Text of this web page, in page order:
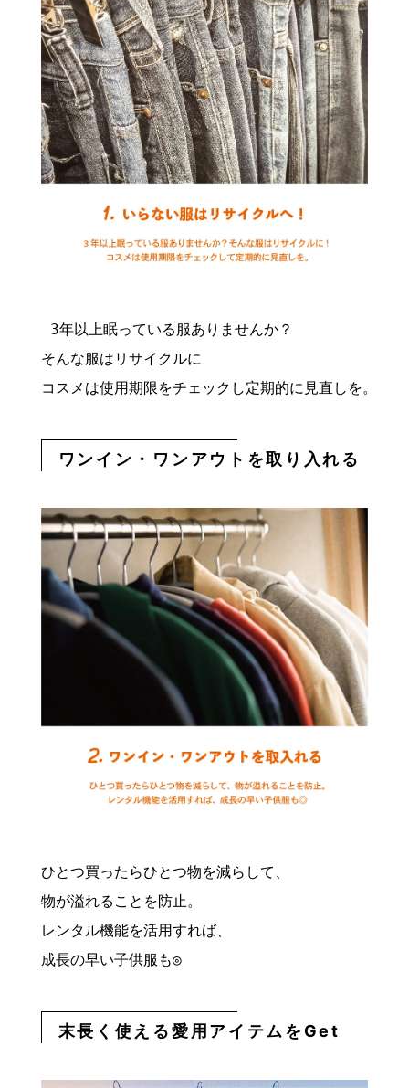
3年以上眠っている服ありませんか？
そんな服はリサイクルに
コスメは使用期限をチェックし定期的に見直しを。
ワンイン・ワンアウトを取り入れる
ひとつ買ったらひとつ物を減らして、
物が溢れることを防止。
レンタル機能を活用すれば、
成長の早い子供服も◎
末長く使える愛用アイテムをGet